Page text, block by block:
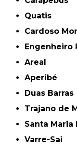
Quatis
Cardoso
Areal
Aperibé
Duas Barras
Trajano de
Santa
Varre-Sai